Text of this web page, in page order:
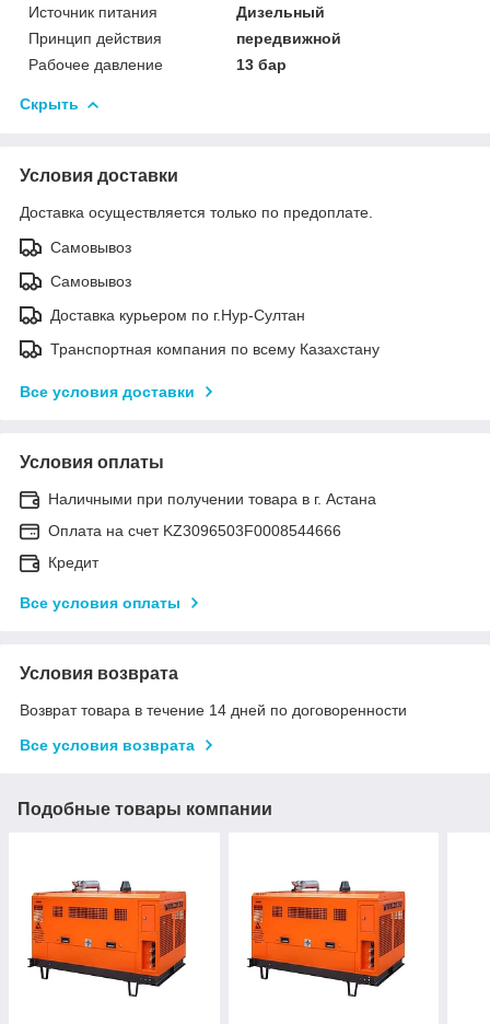
Источник питания
Дизельный
Принцип действия
передвижной
Рабочее давление
13 бар
Скрыть
Условия доставки
Доставка осуществляется только по предоплате.
Самовывоз
Самовывоз
Доставка курьером по г.Нур-Султан
Транспортная компания по всему Казахстану
Все условия доставки
Условия оплаты
Наличными при получении товара в г. Астана
Оплата на счет KZ3096503F0008544666
Кредит
Все условия оплаты
Условия возврата
Возврат товара в течение 14 дней по договоренности
Все условия возврата
Подобные товары компании